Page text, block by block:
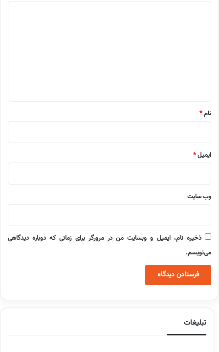
نام*
ایمیل*
وب‌ سایت
ذخیره نام، ایمیل و وبسایت من در مرورگر برای زمانی که دوباره دیدگاهی
می‌نویسم.
تبلیغات